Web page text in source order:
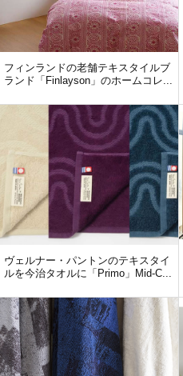
フィンランドの老舗テキスタイルブ
ランド「Finlayson」のホームコレ...
ヴェルナー・パントンのテキスタイ
ルを今治タオルに「Primo」Mid-C...